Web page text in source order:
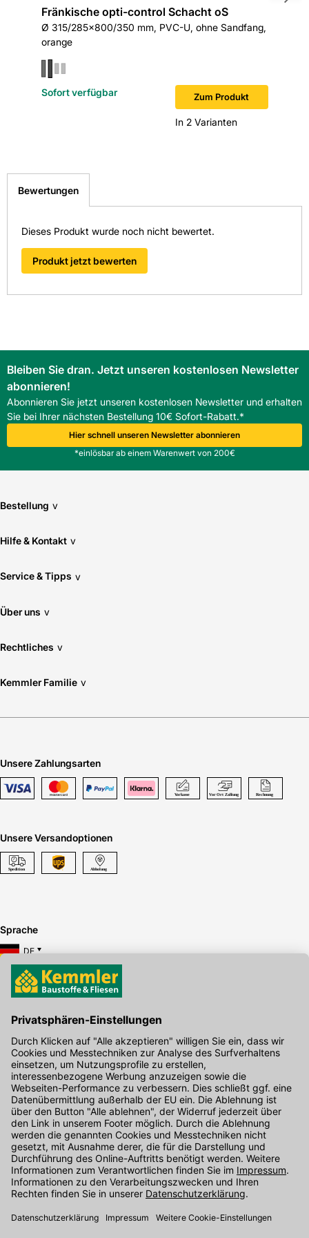
Hersteller-Art.-Nr.: 507.84.000
EAN: 4013960094244
Fränkische opti-control Schacht oS
Ø 315/285x800/350 mm, PVC-U, ohne Sandfang,
orange
Zum Produkt
In 2 Varianten
Sofort verfügbar
Bewertungen
Dieses Produkt wurde noch nicht bewertet.
Produkt jetzt bewerten
Bleiben Sie dran. Jetzt unseren kostenlosen Newsletter
abonnieren!
Abonnieren Sie jetzt unseren kostenlosen Newsletter und erhalten
Sie bei Ihrer nächsten Bestellung 10€ Sofort-Rabatt.*
Hier schnell unseren Newsletter abonnieren
*einlösbar ab einem Warenwert von 200€
Bestellung v
Hilfe & Kontakt v
Service & Tipps v
Über uns v
Rechtliches v
Kemmler Familie v
Unsere Zahlungsarten
Unsere Versandoptionen
Sprache
DE
Hier gibt's die kostenlose App
Kontakt
Unser Onlineshop Team ist montags bis freitags von 08:00 - 17:00
Uhr unter der Telefonnummer07071 / 151-151für Sie erreichbar.
Alternativ können Sie unser Kontaktformular nutzen.
Den Kontakt direkt in unsere Niederlassungen finden Sie